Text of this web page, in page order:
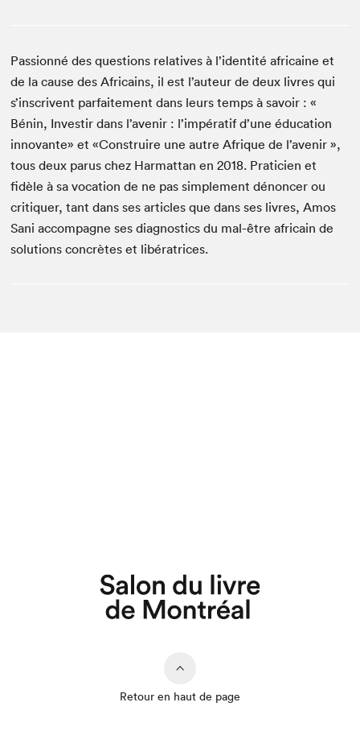
Passionné des questions relatives à l’identité africaine et
de la cause des Africains, il est l’auteur de deux livres qui
s’inscrivent parfaitement dans leurs temps à savoir : «
Bénin, Investir dans l’avenir : l’impératif d’une éducation
innovante» et «Construire une autre Afrique de l’avenir »,
tous deux parus chez Harmattan en 2018. Praticien et
fidèle à sa vocation de ne pas simplement dénoncer ou
critiquer, tant dans ses articles que dans ses livres, Amos
Sani accompagne ses diagnostics du mal-être africain de
solutions concrètes et libératrices.
Retour en haut de page